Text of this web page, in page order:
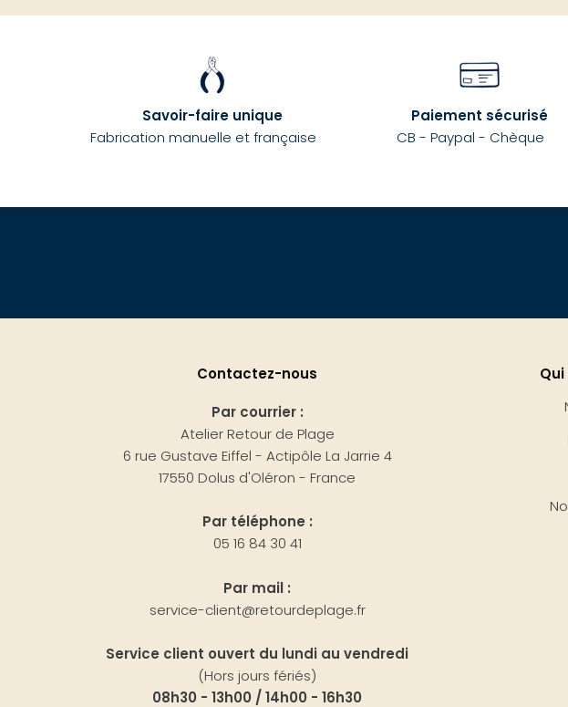
Savoir-faire unique
Fabrication manuelle et française
Paiement sécurisé
CB - Paypal - Chèque
Contactez-nous
Par courrier :
Atelier Retour de Plage
6 rue Gustave Eiffel - Actipôle La Jarrie 4
17550 Dolus d'Oléron - France
Par téléphone :
05 16 84 30 41
Par mail :
service-client@retourdeplage.fr
Service client ouvert du lundi au vendredi
(Hors jours fériés)
08h30 - 13h00 / 14h00 - 16h30